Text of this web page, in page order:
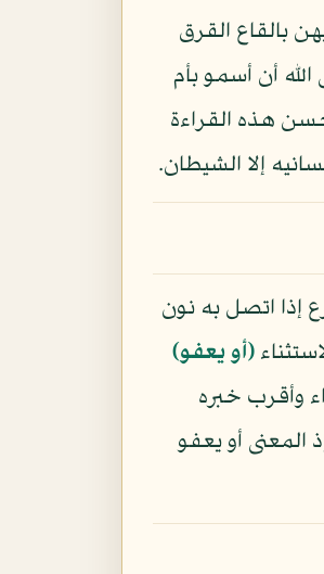
بالقاع القرق
أن أسمو بأم
هذه القراءة
إلا الشيطان.
إذا اتصل به نون
﴿أو يعفو﴾
وأقرب خبره
المعنى أو يعفو